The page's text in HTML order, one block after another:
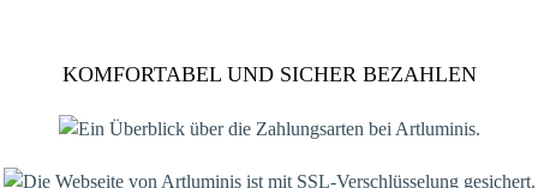
KOMFORTABEL UND SICHER BEZAHLEN